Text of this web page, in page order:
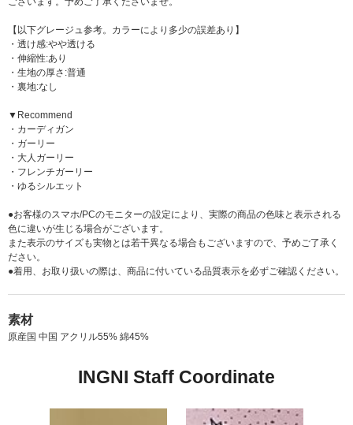
【以下グレージュ参考。カラーにより多少の誤差あり】
・透け感:やや透ける
・伸縮性:あり
・生地の厚さ:普通
・裏地:なし
▼Recommend
・カーディガン
・ガーリー
・大人ガーリー
・フレンチガーリー
・ゆるシルエット
●お客様のスマホ/PCのモニターの設定により、実際の商品の色味と表示される
色に違いが生じる場合がございます。
また表示のサイズも実物とは若干異なる場合もございますので、予めご了承く
ださい。
●着用、お取り扱いの際は、商品に付いている品質表示を必ずご確認ください。
素材
原産国 中国 アクリル55% 綿45%
INGNI Staff Coordinate